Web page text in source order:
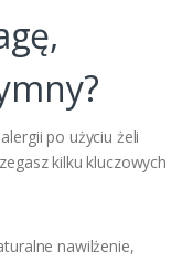
po użyciu żeli
kilku kluczowych
nawilżenie,